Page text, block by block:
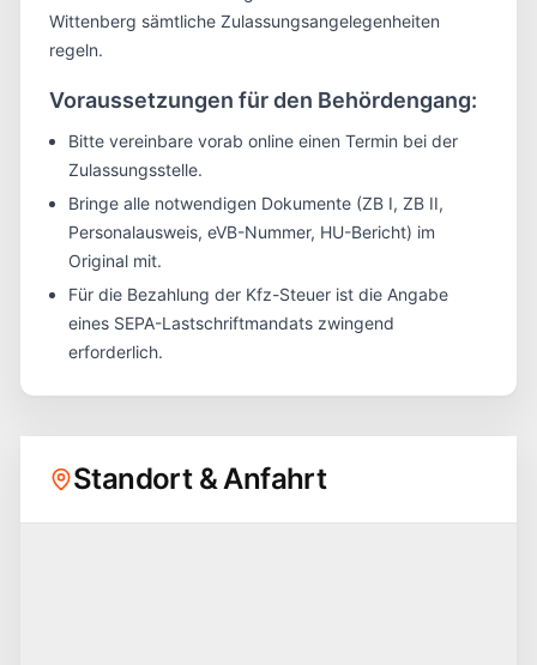
Wittenberg sämtliche Zulassungsangelegenheiten
regeln.
Voraussetzungen für den Behördengang:
Bitte vereinbare vorab online einen Termin bei der
Zulassungsstelle.
Bringe alle notwendigen Dokumente (ZB I, ZB II,
Personalausweis, eVB-Nummer, HU-Bericht) im
Original mit.
Für die Bezahlung der Kfz-Steuer ist die Angabe
eines SEPA-Lastschriftmandats zwingend
erforderlich.
Standort & Anfahrt